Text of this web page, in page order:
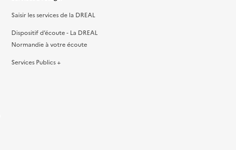
Saisir les services de la DREAL
Dispositif d’écoute - La DREAL
Normandie à votre écoute
Services Publics +